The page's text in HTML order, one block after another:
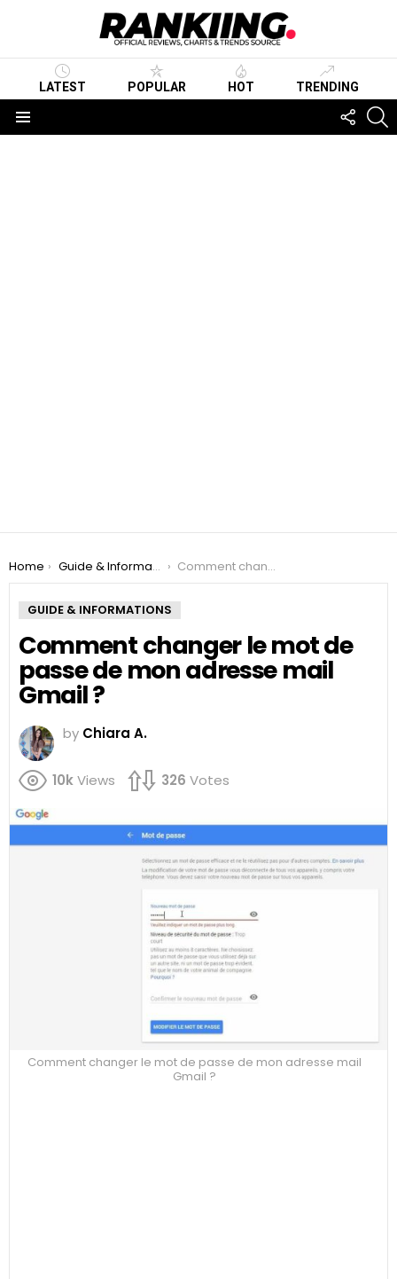
LATEST POPULAR HOT TRENDING
US
You are here:
Home Guide & Informations Comment changer le mot de passe de mon adresse mail Gmail ?
GUIDE & INFORMATIONS
Comment changer le mot de
passe de mon adresse mail
Gmail ?
by Chiara A.
10kViews 326 Votes
Comment changer le mot de passe de mon adresse mail
Gmail ?